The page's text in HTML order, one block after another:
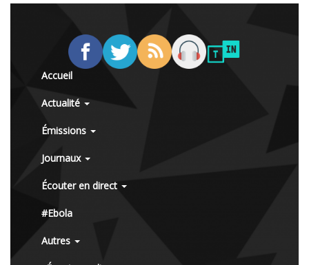
Accueil
Actualité
Émissions
Journaux
Écouter en direct
#Ebola
Autres